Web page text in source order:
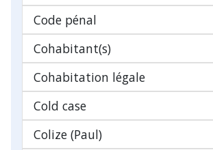
Code pénal
Cohabitant(s)
Cohabitation légale
Cold case
Colize (Paul)